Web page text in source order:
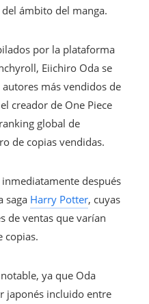
ámbito del manga.
por la plataforma
Eiichiro Oda se
más vendidos de
creador de One Piece
global de
de copias vendidas.
después
saga Harry Potter, cuyas
de ventas que varían
copias.
ya que Oda
japonés incluido entre